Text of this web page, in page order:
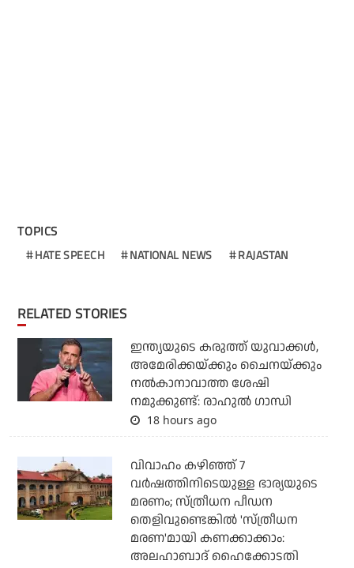
TOPICS
HATE SPEECH NATIONAL NEWS RAJASTAN
RELATED STORIES
ഇന്ത്യയുടെ കരുത്ത് യുവാക്കള്‍,
അമേരിക്കയ്ക്കും ചൈനയ്ക്കും
നല്‍കാനാവാത്ത ശേഷി
നമുക്കുണ്ട്: രാഹുല്‍ ഗാന്ധി
18 hours ago
വിവാഹം കഴിഞ്ഞ് 7
വര്‍ഷത്തിനിടെയുള്ള ഭാര്യയുടെ
മരണം; സ്ത്രീധന പീഡന
തെളിവുണ്ടെങ്കില്‍ 'സ്ത്രീധന
മരണ'മായി കണക്കാക്കാം:
അലഹാബാദ് ഹൈക്കോടതി